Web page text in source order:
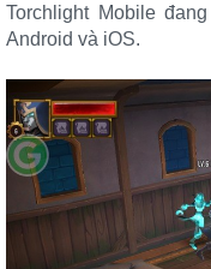
Torchlight Mobile
Android và iOS.